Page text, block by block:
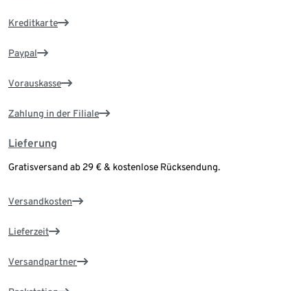
Kreditkarte
Paypal
Vorauskasse
Zahlung in der Filiale
Lieferung
Gratisversand ab 29 € & kostenlose Rücksendung.
Versandkosten
Lieferzeit
Versandpartner